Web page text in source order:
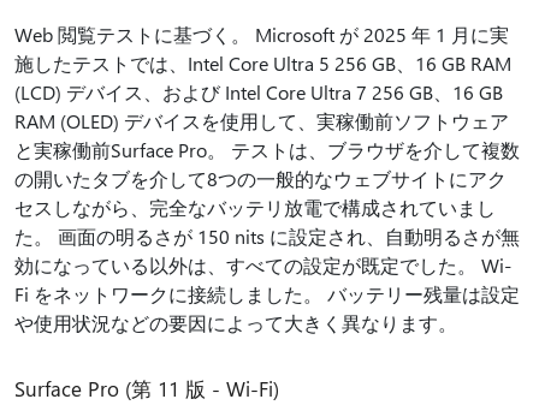
Web 閲覧テストに基づく。 Microsoft が 2025 年 1 月に実
施したテストでは、Intel Core Ultra 5 256 GB、16 GB RAM
(LCD) デバイス、および Intel Core Ultra 7 256 GB、16 GB
RAM (OLED) デバイスを使用して、実稼働前ソフトウェア
と実稼働前Surface Pro。 テストは、ブラウザを介して複数
の開いたタブを介して8つの一般的なウェブサイトにアク
セスしながら、完全なバッテリ放電で構成されていまし
た。 画面の明るさが 150 nits に設定され、自動明るさが無
効になっている以外は、すべての設定が既定でした。 Wi-
Fi をネットワークに接続しました。 バッテリー残量は設定
や使用状況などの要因によって大きく異なります。
Surface Pro (第 11 版 - Wi-Fi)